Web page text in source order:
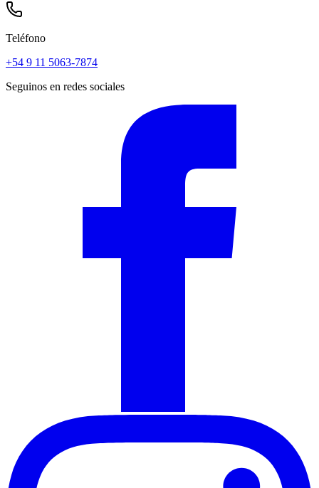
Teléfono
+54 9 11 5063-7874
Seguinos en redes sociales